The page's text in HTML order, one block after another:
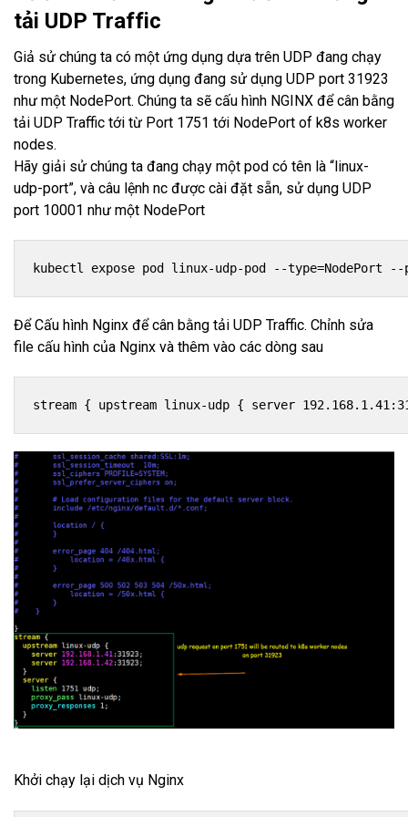
tải UDP Traffic
Giả sử chúng ta có một ứng dụng dựa trên UDP đang chạy
trong Kubernetes, ứng dụng đang sử dụng UDP port 31923
như một NodePort. Chúng ta sẽ cấu hình NGINX để cân bằng
tải UDP Traffic tới từ Port 1751 tới NodePort of k8s worker
nodes.
Hãy giải sử chúng ta đang chạy một pod có tên là “linux-
udp-port”, và câu lệnh nc được cài đặt sẵn, sử dụng UDP
port 10001 như một NodePort
kubectl expose pod linux-udp-pod --type=NodePort --
Để Cấu hình Nginx để cân bằng tải UDP Traffic. Chỉnh sửa
file cấu hình của Nginx và thêm vào các dòng sau
stream { upstream linux-udp { server
Khởi chạy lại dịch vụ Nginx